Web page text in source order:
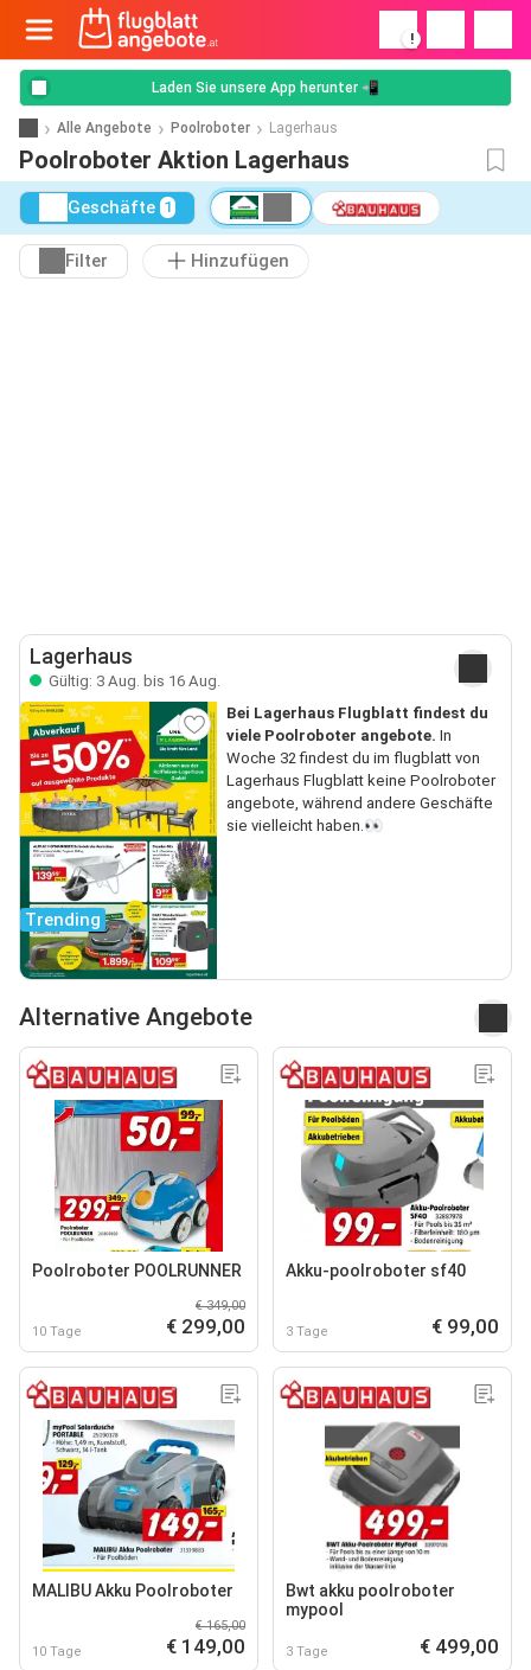
!
Laden Sie unsere App herunter 📲
Alle Angebote Poolroboter Lagerhaus
Poolroboter Aktion Lagerhaus
Geschäfte 1
Filter Hinzufügen
Lagerhaus
Gültig: 3 Aug. bis 16 Aug.
Trending
Bei Lagerhaus Flugblatt findest du
viele Poolroboter angebote. In
Woche 32 findest du im flugblatt von
Lagerhaus Flugblatt keine Poolroboter
angebote, während andere Geschäfte
sie vielleicht haben.👀
Alternative Angebote
Poolroboter POOLRUNNER
10 Tage
€ 349,00
€ 299,00
Akku-poolroboter sf40
3 Tage € 99,00
MALIBU Akku Poolroboter
10 Tage
€ 165,00
€ 149,00
Bwt akku poolroboter
mypool
3 Tage € 499,00